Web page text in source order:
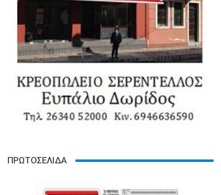
ΠΡΩΤΟΣΕΛΙΔΑ